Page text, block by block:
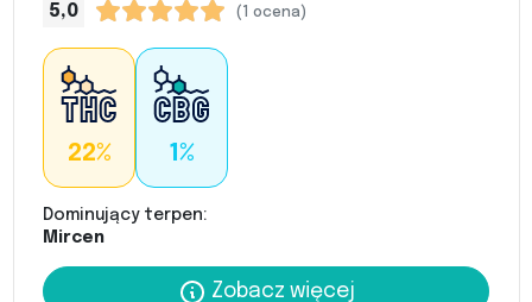
5,0 (1 ocena)
22% 1%
Dominujący terpen:
Mircen
Zobacz więcej